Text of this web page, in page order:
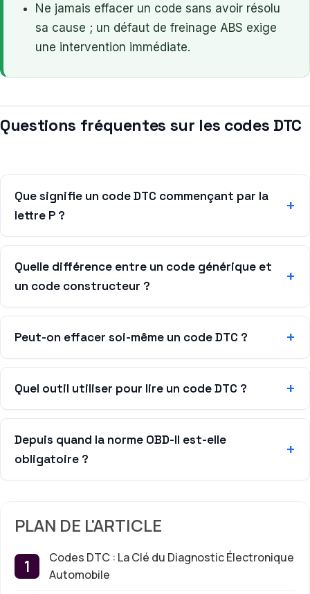
Ne jamais effacer un code sans avoir résolu
sa cause ; un défaut de freinage ABS exige
une intervention immédiate.
Questions fréquentes sur les codes DTC
Que signifie un code DTC commençant par la
lettre P ?
Quelle différence entre un code générique et
un code constructeur ?
Peut-on effacer soi-même un code DTC ?
Quel outil utiliser pour lire un code DTC ?
Depuis quand la norme OBD-II est-elle
obligatoire ?
PLAN DE L'ARTICLE
Codes DTC : La Clé du Diagnostic Électronique
Automobile